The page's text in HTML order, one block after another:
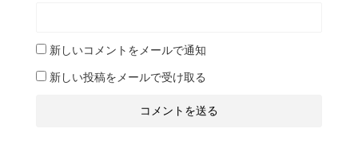
新しいコメントをメールで通知
新しい投稿をメールで受け取る